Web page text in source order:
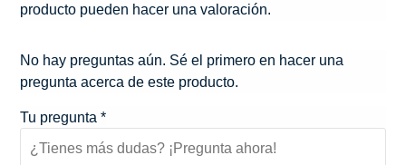
producto pueden hacer una valoración.
No hay preguntas aún. Sé el primero en hacer una
pregunta acerca de este producto.
Tu pregunta*